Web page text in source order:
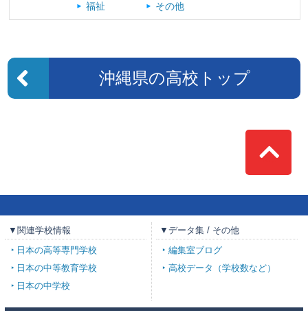
福祉
その他
沖縄県の高校トップ
Top
▼関連学校情報
日本の高等専門学校
日本の中等教育学校
日本の中学校
▼データ集 / その他
編集室ブログ
高校データ（学校数など）